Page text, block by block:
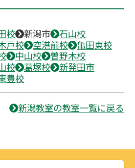
校 新潟市
石山校
戸校 空港前校
亀田東校
中山校
曽野木校
校 葛塚校
新発田市
豊校
新潟教室の教室一覧に戻る